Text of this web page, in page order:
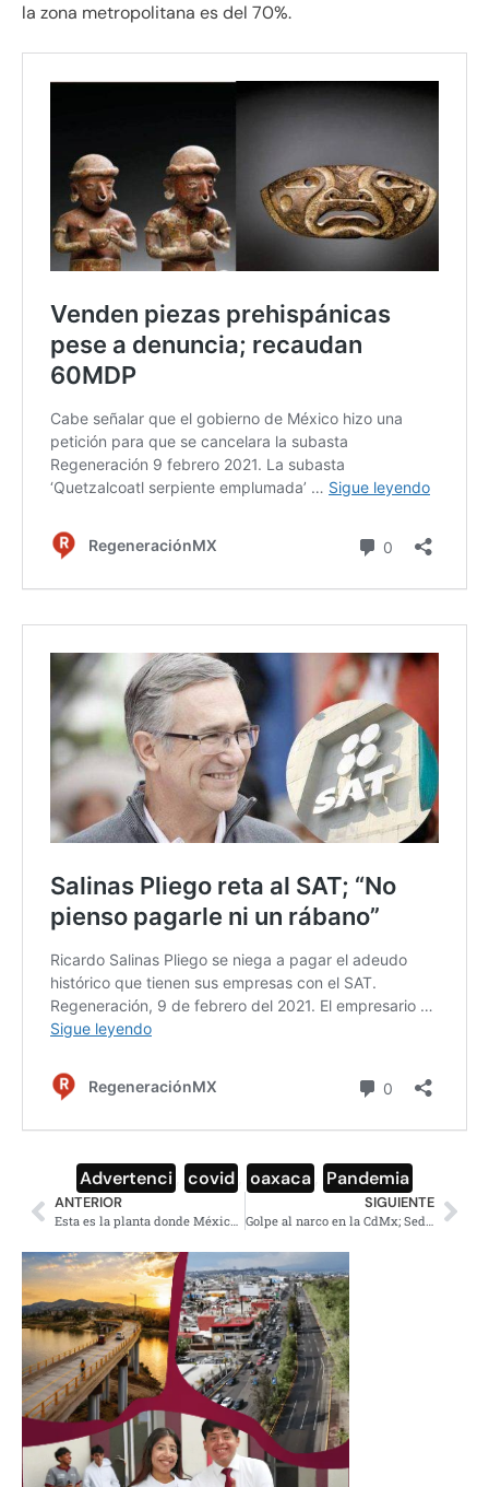
la zona metropolitana es del 70%.
Advertenci covid oaxaca Pandemia
ANTERIOR
Esta es la planta donde México producirá la vacuna CanSinoBIO
SIGUIENTE
Golpe al narco en la CdMx; Sedena decomisa 60 kilos de cocaína en la Narvarte